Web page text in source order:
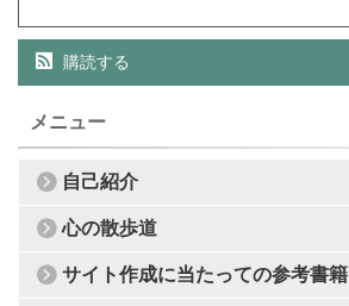
購読する
メニュー
自己紹介
心の散歩道
サイト作成に当たっての参考書籍